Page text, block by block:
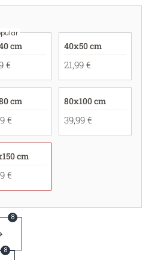
cm
€
40x50 cm
21,99 €
cm
€
80x100 cm
39,99 €
cm
€
8
8